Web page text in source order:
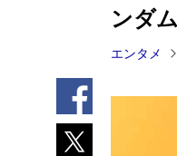
ンダ
エンタメ